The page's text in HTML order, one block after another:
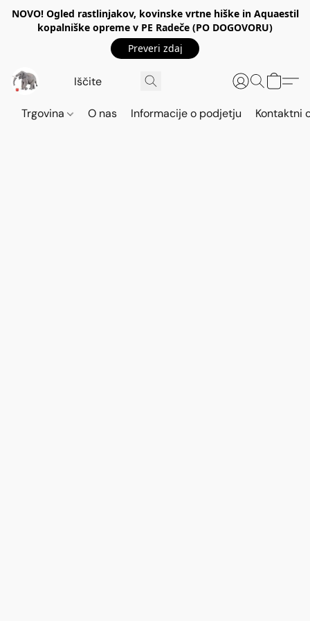
NOVO! Ogled rastlinjakov, kovinske vrtne hiške in Aquaestil
kopalniške opreme v PE Radeče (PO DOGOVORU)
Preveri zdaj
Trgovina O nas Informacije o podjetju Kontaktni